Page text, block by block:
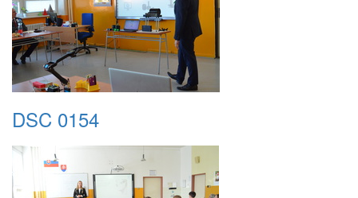
DSC 0154